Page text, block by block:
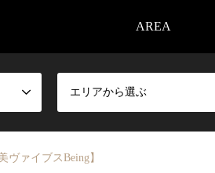
AREA
エリアから選ぶ
ァイブスBeing】